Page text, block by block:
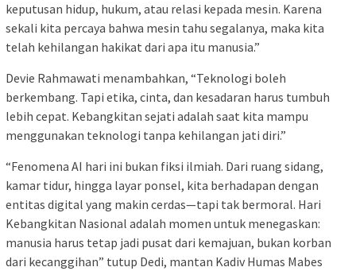
keputusan hidup, hukum, atau relasi kepada mesin. Karena
sekali kita percaya bahwa mesin tahu segalanya, maka kita
telah kehilangan hakikat dari apa itu manusia.”
Devie Rahmawati menambahkan, “Teknologi boleh
berkembang. Tapi etika, cinta, dan kesadaran harus tumbuh
lebih cepat. Kebangkitan sejati adalah saat kita mampu
menggunakan teknologi tanpa kehilangan jati diri.”
“Fenomena AI hari ini bukan fiksi ilmiah. Dari ruang sidang,
kamar tidur, hingga layar ponsel, kita berhadapan dengan
entitas digital yang makin cerdas—tapi tak bermoral. Hari
Kebangkitan Nasional adalah momen untuk menegaskan:
manusia harus tetap jadi pusat dari kemajuan, bukan korban
dari kecanggihan” tutup Dedi, mantan Kadiv Humas Mabes